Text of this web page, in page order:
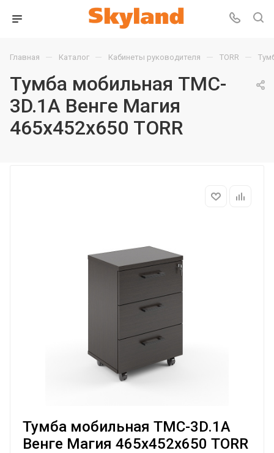
Главная — Каталог — Кабинеты руководителя — TORR —
Тумба мобильная TMC-
3D.1A Венге Магия
465х452х650 TORR
Тумба мобильная TMC-3D.1A
Венге Магия 465х452х650 TORR